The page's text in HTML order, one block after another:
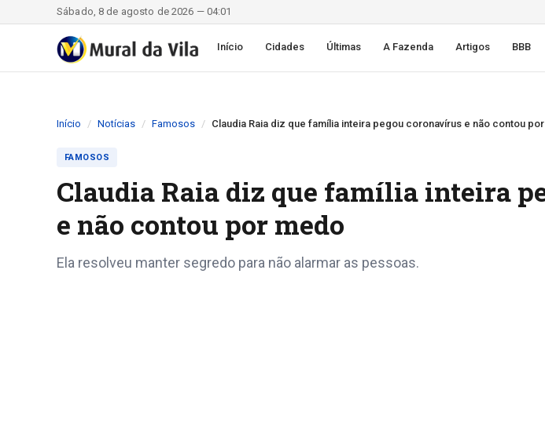
Sábado, 8 de agosto de 2026 — 04:01
Início Cidades Últimas A Fazenda Artigos BBB
Início Notícias Famosos Claudia Raia diz que família inteira pegou coronavírus e não contou
FAMOSOS
Claudia Raia diz que família inteira
e não contou por medo
Ela resolveu manter segredo para não alarmar as pessoas.